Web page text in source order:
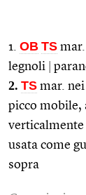
1. OB TS
legnoli
2. TS mar.
picco mobile,
verticalmente
usata come
sopra